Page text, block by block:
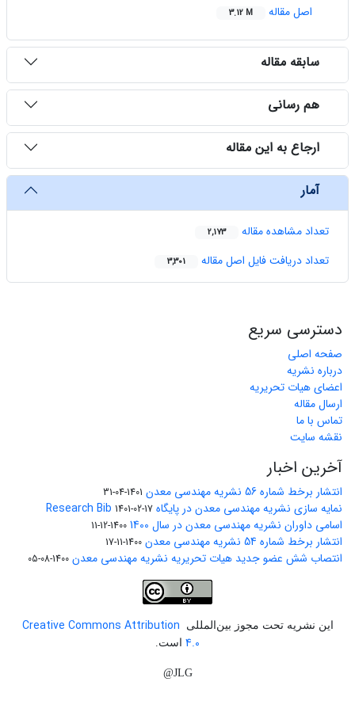
اصل مقاله
3.12 M
سابقه مقاله
هم رسانی
ارجاع به این مقاله
آمار
تعداد مشاهده مقاله 2,173
تعداد دریافت فایل اصل مقاله 3,301
دسترسی سریع
صفحه اصلی
درباره نشریه
اعضای هیات تحریریه
ارسال مقاله
تماس با ما
نقشه سایت
آخرین اخبار
انتشار برخط شماره 56 نشریه مهندسی معدن 1401-04-31
نمایه سازی نشریه مهندسی معدن در پایگاه Research Bib 1401-02-17
اسامی داوران نشریه مهندسی معدن در سال 1400 1400-12-11
انتشار برخط شماره 54 نشریه مهندسی معدن 1400-11-17
انتصاب شش عضو جدید هیات تحریریه نشریه مهندسی معدن 1400-08-05
این نشریه تحت مجوز بین‌المللی
Creative Commons Attribution
4.0 است.
JLG@